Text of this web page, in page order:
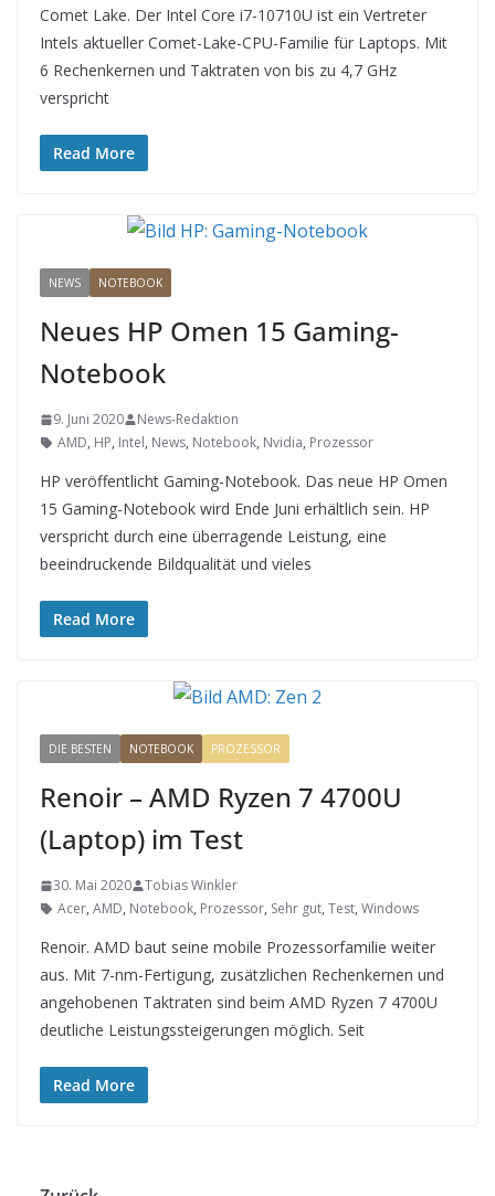
Comet Lake. Der Intel Core i7-10710U ist ein Vertreter
Intels aktueller Comet-Lake-CPU-Familie für Laptops. Mit
6 Rechenkernen und Taktraten von bis zu 4,7 GHz
verspricht
Read More
NEWS NOTEBOOK
Neues HP Omen 15 Gaming-
Notebook
9. Juni 2020
News-Redaktion
AMD, HP, Intel, News, Notebook, Nvidia, Prozessor
HP veröffentlicht Gaming-Notebook. Das neue HP Omen
15 Gaming-Notebook wird Ende Juni erhältlich sein. HP
verspricht durch eine überragende Leistung, eine
beeindruckende Bildqualität und vieles
Read More
DIE BESTEN NOTEBOOK PROZESSOR
Renoir – AMD Ryzen 7 4700U
(Laptop) im Test
30. Mai 2020
Tobias Winkler
Acer, AMD, Notebook, Prozessor, Sehr gut, Test, Windows
Renoir. AMD baut seine mobile Prozessorfamilie weiter
aus. Mit 7-nm-Fertigung, zusätzlichen Rechenkernen und
angehobenen Taktraten sind beim AMD Ryzen 7 4700U
deutliche Leistungssteigerungen möglich. Seit
Read More